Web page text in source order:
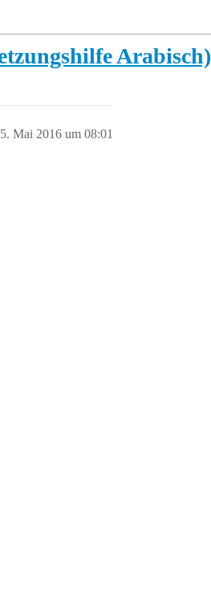
Arabisch)
Mai 2016 um 08:01